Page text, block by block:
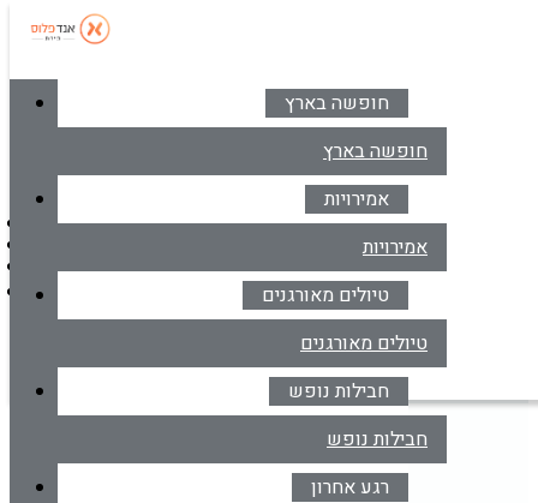
סניפים
דברו איתנו בווטסאפ
חופשה בארץ
חופשה בארץ
אמירויות
אמירויות
טיולים מאורגנים
טיולים מאורגנים
חבילות נופש
חבילות נופש
רגע אחרון
חבילות נופש טיסות
מבצעי הרגע האחרון לבורגס